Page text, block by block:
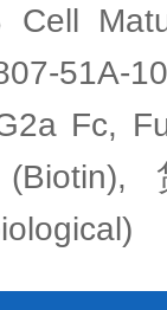
Cell
51A-
Fc,